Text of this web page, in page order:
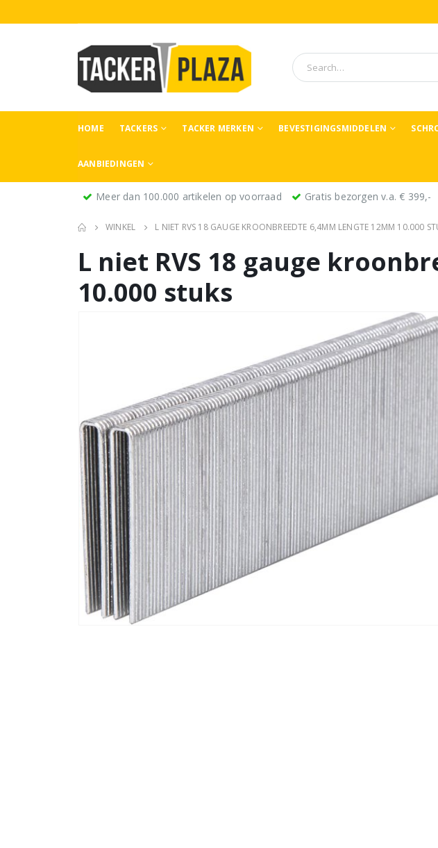
HOME TACKERS TACKER MERKEN BEVESTIGINGSMIDDELEN
AANBIEDINGEN
Meer dan 100.000 artikelen op voorraad Gratis bezorgen v.a. € 399,-
WINKEL L NIET RVS 18 GAUGE KROONBREEDTE 6,4MM LENGTE 12MM 10.000
L niet RVS 18 gauge
10.000 stuks